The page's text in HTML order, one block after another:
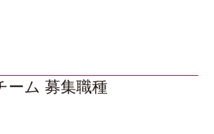
ーム 募集職種